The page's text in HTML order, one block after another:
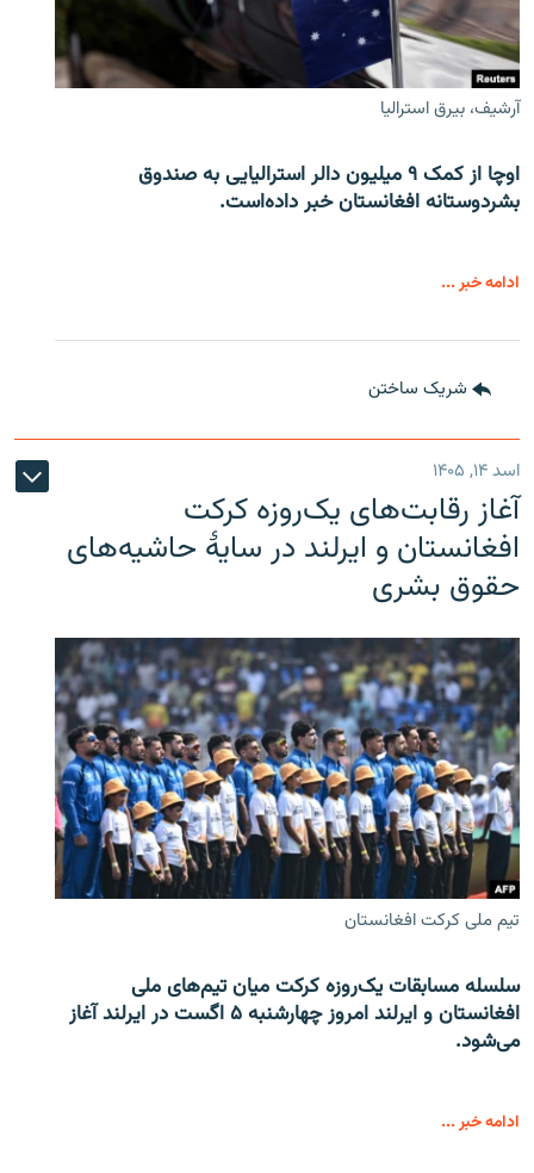
آرشیف، بیرق استرالیا
اوچا از کمک ۹ میلیون دالر استرالیایی به صندوق
بشردوستانه افغانستان خبر داده‌است.
ادامه خبر ...
شریک ساختن
اسد ۱۴, ۱۴۰۵
آغاز رقابت‌های یک‌روزه کرکت
افغانستان و ایرلند در سایۀ حاشیه‌های
حقوق بشری
تیم ملی کرکت افغانستان
سلسله مسابقات یک‌روزه کرکت میان تیم‌های ملی
افغانستان و ایرلند امروز چهارشنبه ۵ اگست در ایرلند آغاز
می‌شود.
ادامه خبر ...